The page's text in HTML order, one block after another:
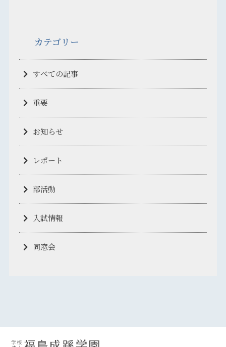
カテゴリー
すべての記事
重要
お知らせ
レポート
部活動
入試情報
同窓会